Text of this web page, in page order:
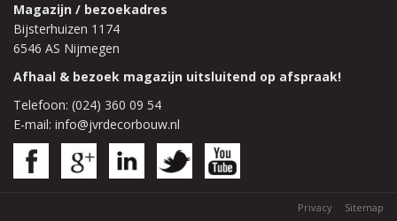
Magazijn / bezoekadres
Bijsterhuizen 1174
6546 AS Nijmegen
Afhaal & bezoek magazijn uitsluitend op afspraak!
Telefoon: (024) 360 09 54
E-mail: info@jvrdecorbouw.nl
Privacy Sitemap